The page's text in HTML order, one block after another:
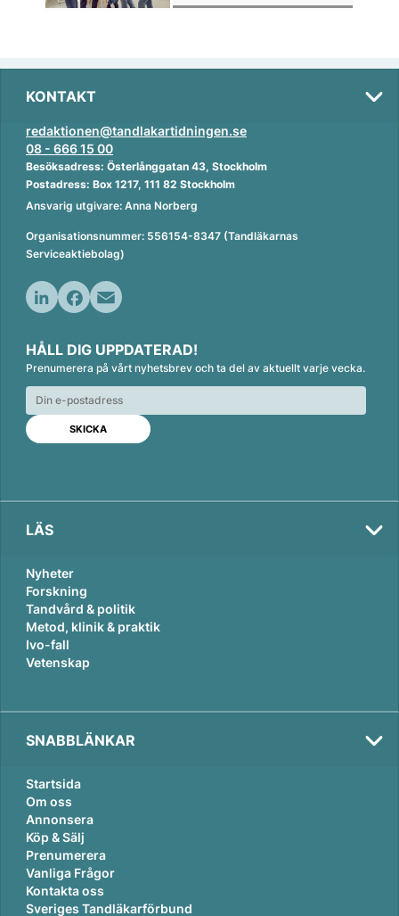
KONTAKT
redaktionen@tandlakartidningen.se
08 - 666 15 00
Besöksadress: Österlånggatan 43, Stockholm
Postadress: Box 1217, 111 82 Stockholm
Ansvarig utgivare: Anna Norberg
Organisationsnummer: 556154-8347 (Tandläkarnas
Serviceaktiebolag)
n
k
e
d
n
c
e
b
o
o
k
a
i
l
HÅLL DIG UPPDATERAD!
Prenumerera på vårt nyhetsbrev och ta del av aktuellt varje vecka.
LÄS
Nyheter
Forskning
Tandvård & politik
Metod, klinik & praktik
Ivo-fall
Vetenskap
SNABBLÄNKAR
Startsida
Om oss
Annonsera
Köp & Sälj
Prenumerera
Vanliga Frågor
Kontakta oss
Sveriges Tandläkarförbund